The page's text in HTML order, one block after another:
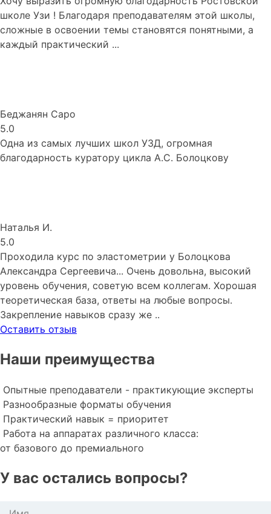
школе Узи ! Благодаря преподавателям этой школы,
сложные в освоении темы становятся понятными, а
каждый практический ...
Беджанян Саро
5.0
Одна из самых лучших школ УЗД, огромная
благодарность куратору цикла А.С. Болоцкову
Наталья И.
5.0
Проходила курс по эластометрии у Болоцкова
Александра Сергеевича... Очень довольна, высокий
уровень обучения, советую всем коллегам. Хорошая
теоретическая база, ответы на любые вопросы.
Закрепление навыков сразу же ..
Оставить отзыв
Наши преимущества
Опытные преподаватели - практикующие эксперты
Разнообразные форматы обучения
Практический навык = приоритет
Работа на аппаратах различного класса:
от базового до премиального
У вас остались вопросы?